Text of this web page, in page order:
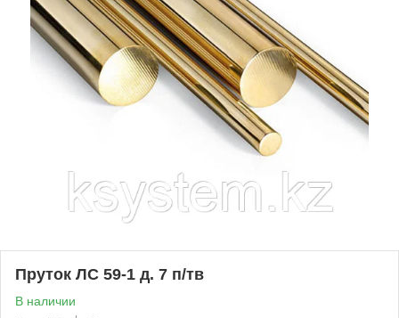
Пруток ЛС 59-1 д. 7 п/тв
В наличии